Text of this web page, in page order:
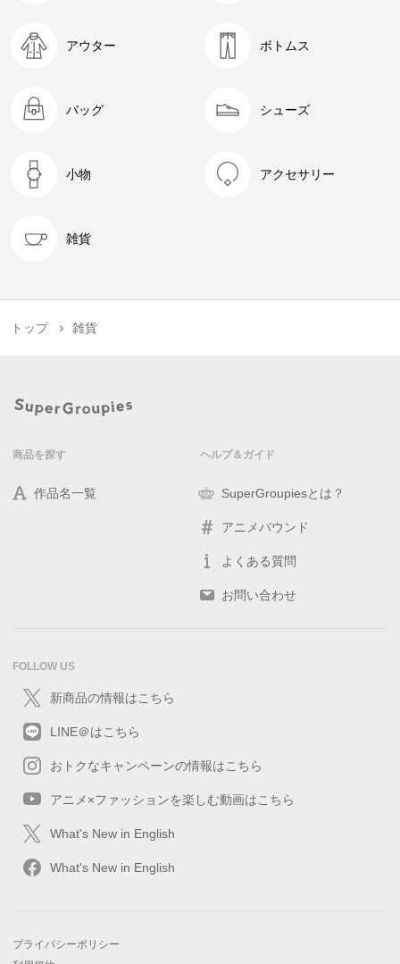
アウター ボトムス
バッグ シューズ
小物 アクセサリー
雑貨
トップ 雑貨
商品を探す
作品名一覧
ヘルプ＆ガイド
SuperGroupiesとは？
アニメバウンド
よくある質問
お問い合わせ
FOLLOW US
新商品の情報はこちら
LINE＠はこちら
おトクなキャンペーンの情報はこちら
アニメ×ファッションを楽しむ動画はこちら
What's New in English
What's New in English
プライバシーポリシー